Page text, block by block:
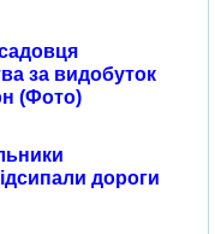
за видобуток
(Фото)
дороги